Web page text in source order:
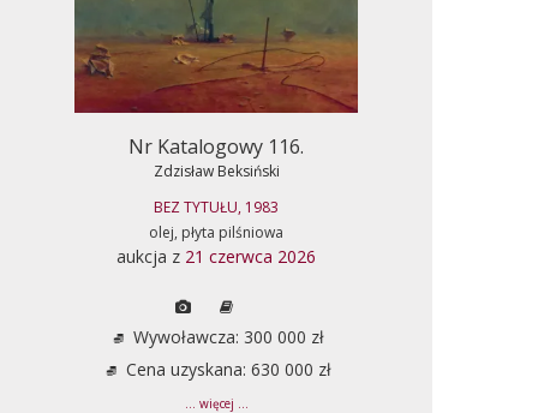
Nr Katalogowy 116.
Zdzisław Beksiński
BEZ TYTUŁU, 1983
olej, płyta pilśniowa
aukcja z 21 czerwca 2026
Wywoławcza: 300 000 zł
Cena uzyskana: 630 000 zł
... więcej ...